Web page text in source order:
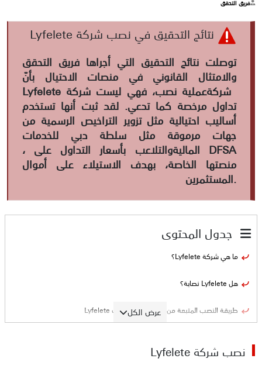
فريق التحقق
نتائج التحقيق في نصب شركة Lyfelete
توصلت نتائج التحقيق التي أجراها فريق التحقق
والامتثال القانوني في منصات الاحتيال بأنّ
شركة Lyfelete
تداول مرخصة كما تدعي. لقد ثبت أنها تستخدم
أساليب احتيالية مثل تزوير التراخيص الرسمية من
جهات مرموقة مثل سلطة دبي للخدمات
DFSA ، والتلاعب بأسعار التداول على
منصتها الخاصة، بهدف الاستيلاء على أموال
المستثمرين.
جدول المحتوى
عرض الكل
ما هي شركة Lyfelete؟
هل Lyfelete نصابة؟
طريقة النصب المتبعة من قبل شركة لايفليت Lyfelete
نصب شركة Lyfelete